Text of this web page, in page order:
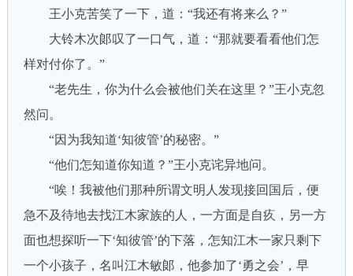
王小克苦笑了一下，道：“我还有将来么？”
大铃木次郞叹了一口气，道：“那就要看看他们怎
样对付你了。”
“老先生，你为什么会被他们关在这里？”王小克忽
然问。
“因为我知道‘知彼管’的秘密。”
“他们怎知道你知道？”王小克诧异地问。
“唉！我被他们那种所谓文明人发现接回国后，便
急不及待地去找江木家族的人，一方面是自疚，另一方
面也想探听一下‘知彼管’的下落，怎知江木一家只剩下
一个小孩子，名叫江木敏郞，他参加了‘勇之会’，早